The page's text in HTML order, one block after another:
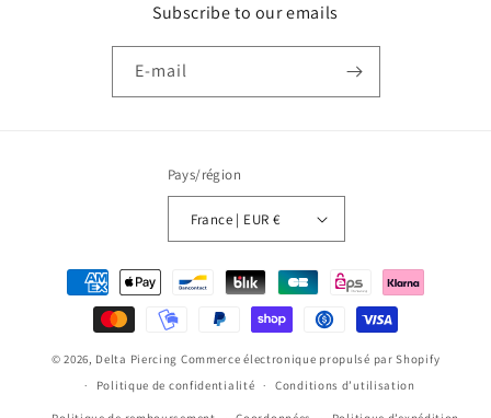
Subscribe to our emails
E-mail
Pays/région
France | EUR €
Moyens
paiement
© 2026, Delta Piercing Commerce électronique propulsé par Shopify
Politique de confidentialité
Conditions d’utilisation